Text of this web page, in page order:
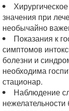
значения при
необычайно
Показания к
симптомов
болезни и
необходима
стационар.
Наблюдение